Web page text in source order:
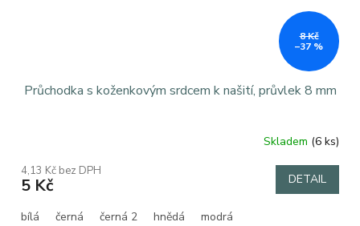
8 Kč
–37 %
Průchodka s koženkovým srdcem k našití, průvlek 8 mm
Skladem (6 ks)
4,13 Kč bez DPH
5 Kč DETAIL
bílá černá černá 2 hnědá modrá